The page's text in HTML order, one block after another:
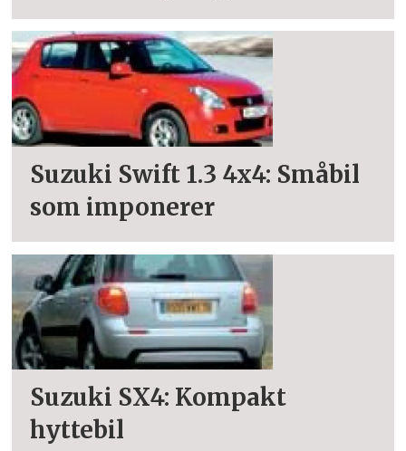
Suzuki Swift 1.3 4x4: Småbil
som imponerer
Suzuki SX4: Kompakt
hyttebil